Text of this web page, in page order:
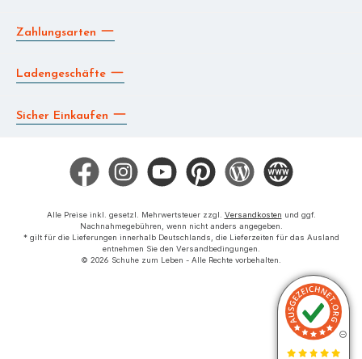
Zahlungsarten
Ladengeschäfte
Sicher Einkaufen
Facebook Instagram YouTube Pinterest Blog Die BERG App
Alle Preise inkl. gesetzl. Mehrwertsteuer zzgl. Versandkosten und ggf.
Nachnahmegebühren, wenn nicht anders angegeben.
* gilt für die Lieferungen innerhalb Deutschlands, die Lieferzeiten für das Ausland
entnehmen Sie den Versandbedingungen.
© 2026 Schuhe zum Leben - Alle Rechte vorbehalten.